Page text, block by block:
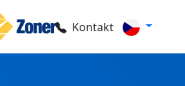
Kontakt